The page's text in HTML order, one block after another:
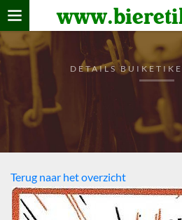
Home
verzamelen
De bierkaart
Bezoekers
DETAILS
Terug naar het overzicht